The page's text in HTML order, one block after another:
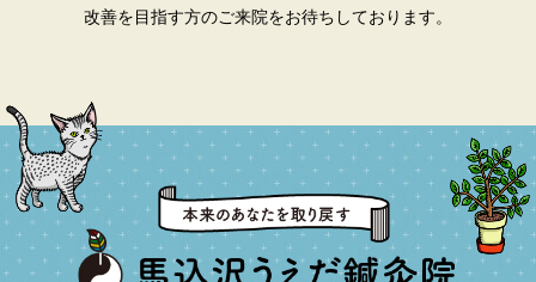
改善を目指す方のご来院をお待ちしております。